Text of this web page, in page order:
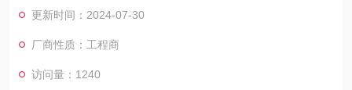
电缆线断、油囊***、漏油，等；功能不良，如：二维转三维电机
更新时间：2024-07-30
厂商性质：工程商
访问量：1240